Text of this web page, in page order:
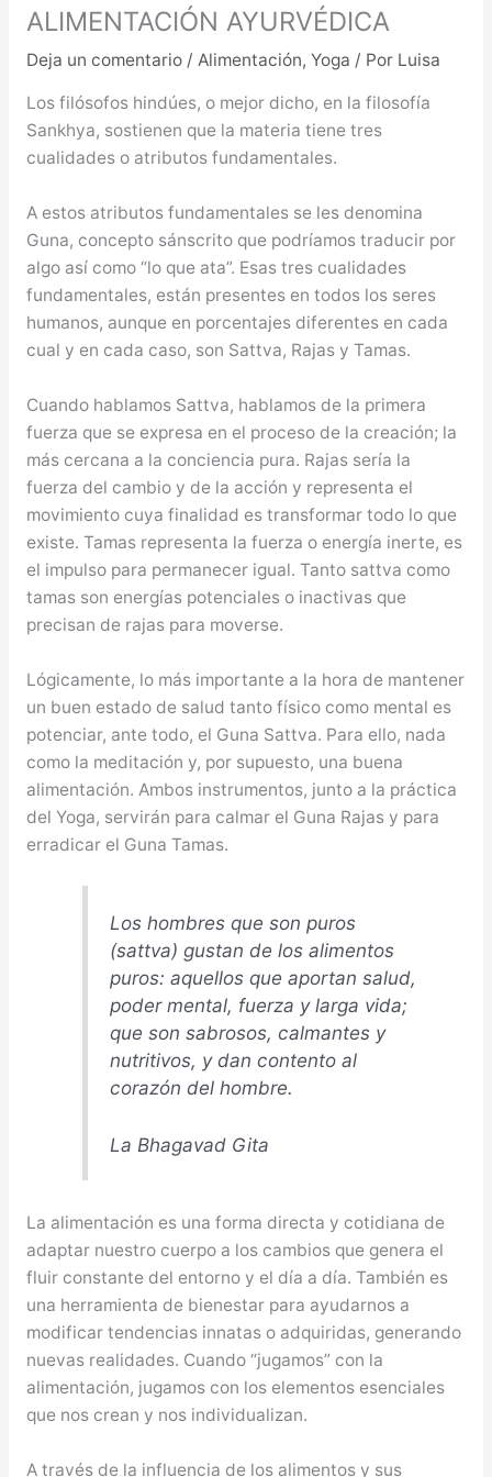
ALIMENTACIÓN AYURVÉDICA
Deja un comentario / Alimentación, Yoga / Por Luisa
Los filósofos hindúes, o mejor dicho, en la filosofía
Sankhya, sostienen que la materia tiene tres
cualidades o atributos fundamentales.
A estos atributos fundamentales se les denomina
Guna, concepto sánscrito que podríamos traducir por
algo así como “lo que ata”. Esas tres cualidades
fundamentales, están presentes en todos los seres
humanos, aunque en porcentajes diferentes en cada
cual y en cada caso, son Sattva, Rajas y Tamas.
Cuando hablamos Sattva, hablamos de la primera
fuerza que se expresa en el proceso de la creación; la
más cercana a la conciencia pura. Rajas sería la
fuerza del cambio y de la acción y representa el
movimiento cuya finalidad es transformar todo lo que
existe. Tamas representa la fuerza o energía inerte, es
el impulso para permanecer igual. Tanto sattva como
tamas son energías potenciales o inactivas que
precisan de rajas para moverse.
Lógicamente, lo más importante a la hora de mantener
un buen estado de salud tanto físico como mental es
potenciar, ante todo, el Guna Sattva. Para ello, nada
como la meditación y, por supuesto, una buena
alimentación. Ambos instrumentos, junto a la práctica
del Yoga, servirán para calmar el Guna Rajas y para
erradicar el Guna Tamas.
Los hombres que son puros
(sattva) gustan de los alimentos
puros: aquellos que aportan salud,
poder mental, fuerza y larga vida;
que son sabrosos, calmantes y
nutritivos, y dan contento al
corazón del hombre.
La Bhagavad Gita
La alimentación es una forma directa y cotidiana de
adaptar nuestro cuerpo a los cambios que genera el
fluir constante del entorno y el día a día. También es
una herramienta de bienestar para ayudarnos a
modificar tendencias innatas o adquiridas, generando
nuevas realidades. Cuando “jugamos” con la
alimentación, jugamos con los elementos esenciales
que nos crean y nos individualizan.
A través de la influencia de los alimentos y sus